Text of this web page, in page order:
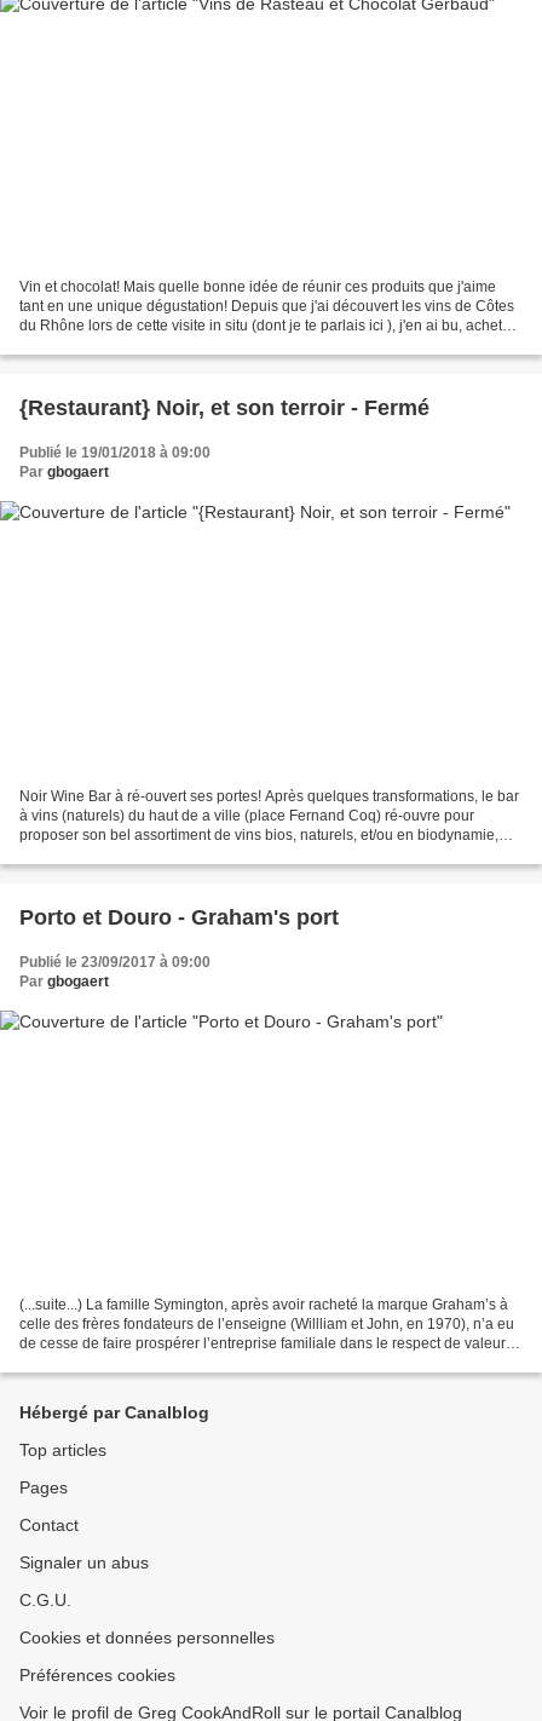
Vin et chocolat! Mais quelle bonne idée de réunir ces produits que j'aime
tant en une unique dégustation! Depuis que j'ai découvert les vins de Côtes
du Rhône lors de cette visite in situ (dont je te parlais ici ), j'en ai bu, acheté,
{Restaurant} Noir, et son terroir - Fermé
Publié le 19/01/2018 à 09:00
Par gbogaert
Noir Wine Bar à ré-ouvert ses portes! Après quelques transformations, le bar
à vins (naturels) du haut de a ville (place Fernand Coq) ré-ouvre pour
proposer son bel assortiment de vins bios, naturels, et/ou en biodynamie,
Porto et Douro - Graham's port
Publié le 23/09/2017 à 09:00
Par gbogaert
(...suite...) La famille Symington, après avoir racheté la marque Graham’s à
celle des frères fondateurs de l’enseigne (Willliam et John, en 1970), n’a eu
de cesse de faire prospérer l’entreprise familiale dans le respect de valeurs
Hébergé par Canalblog
Top articles
Pages
Contact
Signaler un abus
C.G.U.
Cookies et données personnelles
Préférences cookies
Voir le profil de Greg CookAndRoll sur le portail Canalblog